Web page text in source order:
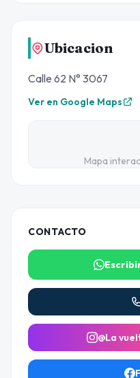
Ubicacion
Calle 62 N° 3067
Ver en Google Maps
Mapa
CONTACTO
@La